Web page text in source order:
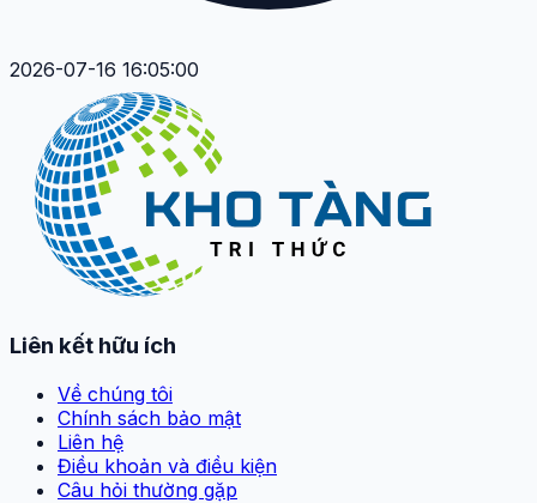
2026-07-16 16:05:00
Liên kết hữu ích
Về chúng tôi
Chính sách bảo mật
Liên hệ
Điều khoản và điều kiện
Câu hỏi thường gặp